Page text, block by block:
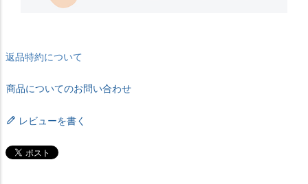
返品特約について
商品についてのお問い合わせ
レビューを書く